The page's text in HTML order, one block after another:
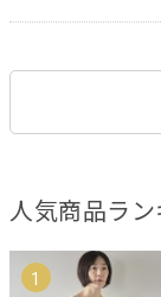
人気商品ラン
1